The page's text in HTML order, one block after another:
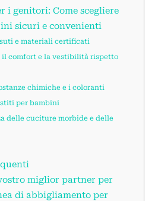
i genitori: Come scegliere
sicuri e convenienti
e materiali certificati
il comfort e la vestibilità rispetto
chimiche e i coloranti
per bambini
delle cuciture morbide e delle
miglior partner per
di abbigliamento per